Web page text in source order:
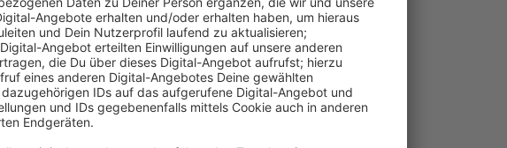
Anzeige
Stoppschild und Leitpfosten sollen helfen
Anzeige